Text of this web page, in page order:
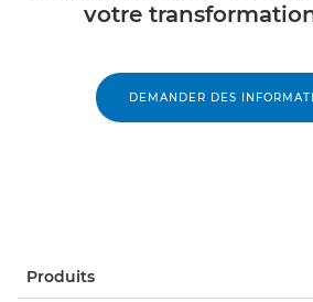
votre
DEMANDER DES
Produits